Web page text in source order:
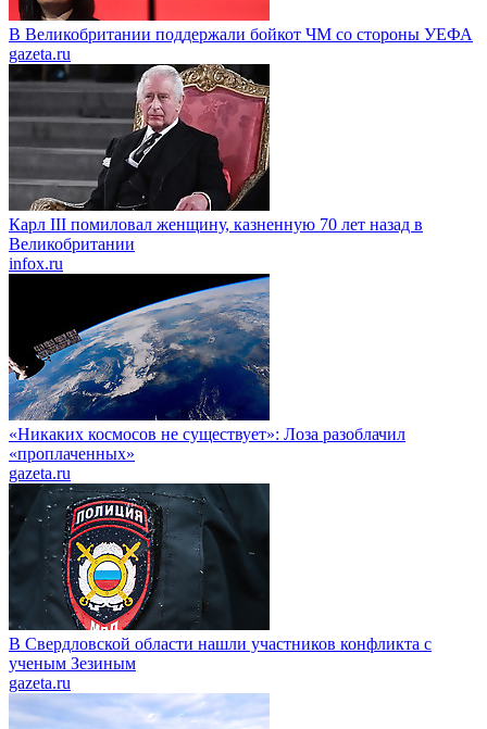
В Великобритании поддержали бойкот ЧМ со стороны УЕФА
gazeta.ru
Карл III помиловал женщину, казненную 70 лет назад в
Великобритании
infox.ru
«Никаких космосов не существует»: Лоза разоблачил
«проплаченных»
gazeta.ru
В Свердловской области нашли участников конфликта с
ученым Зезиным
gazeta.ru